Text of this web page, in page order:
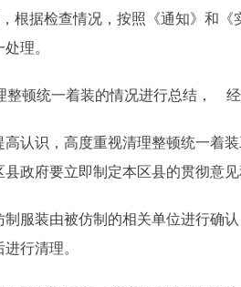
据检查情况，按照《通知》和《
理。
顿统一着装的情况进行总结， 经
识，高度重视清理整顿统一着
政府要立即制定本区县的贯彻意见
装由被仿制的相关单位进行确
行清理。